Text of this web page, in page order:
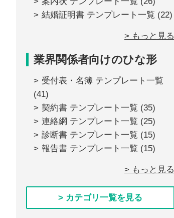
結婚証明書 テンプレート一覧 (22)
> もっと見る
業界関係者向けのひな形
受付表・名簿 テンプレート一覧
(41)
契約書 テンプレート一覧 (35)
連絡網 テンプレート一覧 (25)
診断書 テンプレート一覧 (15)
報告書 テンプレート一覧 (15)
> もっと見る
> カテゴリ一覧を見る